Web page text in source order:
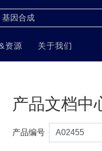
资源 关于我们
产品文档中
产品编号